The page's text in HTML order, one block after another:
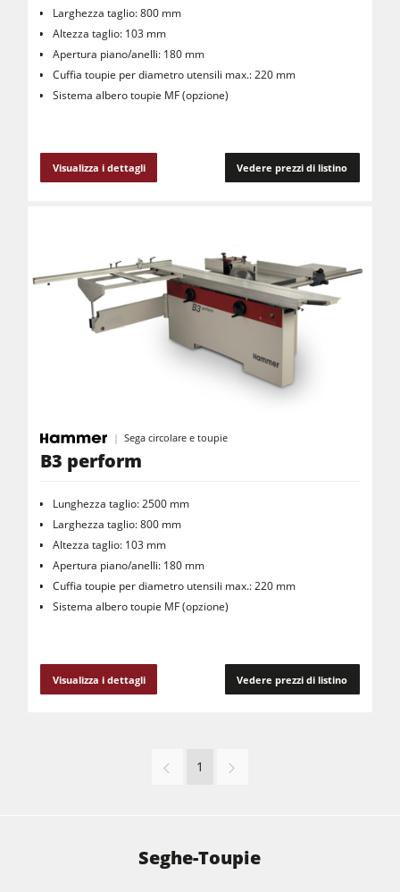
Larghezza taglio: 800 mm
Altezza taglio: 103 mm
Apertura piano/anelli: 180 mm
Cuffia toupie per diametro utensili max.: 220 mm
Sistema albero toupie MF (opzione)
Visualizza i dettagli Vedere prezzi di listino
Sega circolare e toupie
B3 perform
Lunghezza taglio: 2500 mm
Larghezza taglio: 800 mm
Altezza taglio: 103 mm
Apertura piano/anelli: 180 mm
Cuffia toupie per diametro utensili max.: 220 mm
Sistema albero toupie MF (opzione)
Visualizza i dettagli Vedere prezzi di listino
1
Seghe-Toupie